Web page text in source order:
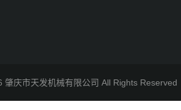
肇庆市天发机械有限公司 All Rights